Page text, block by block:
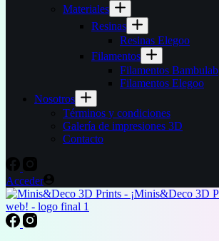
Materiales
Resinas
Resinas Elegoo
Filamentos
Filamentos Bambulab
Filamentos Elegoo
Nosotros
Términos y condiciones
Galería de impresiones 3D
Contacto
Acceder